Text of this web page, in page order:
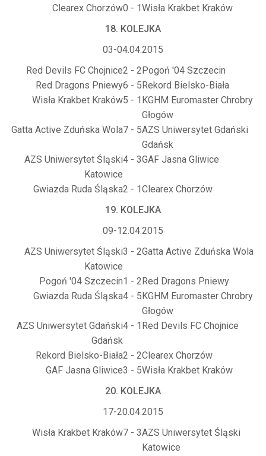
Clearex Chorzów0 - 1Wisła Krakbet Kraków
18. KOLEJKA
03-04.04.2015
Red Devils FC Chojnice2 - 2Pogoń '04 Szczecin
Red Dragons Pniewy6 - 5Rekord Bielsko-Biała
Wisła Krakbet Kraków5 - 1 KGHM Euromaster Chrobry
Głogów
Gatta Active Zduńska Wola7 - 5AZS Uniwersytet Gdański
Gdańsk
AZS Uniwersytet Śląski
Katowice
4 - 3GAF Jasna Gliwice
Gwiazda Ruda Śląska2 - 1Clearex Chorzów
19. KOLEJKA
09-12.04.2015
AZS Uniwersytet Śląski
Katowice
3 - 2Gatta Active Zduńska Wola
Pogoń '04 Szczecin1 - 2Red Dragons Pniewy
Gwiazda Ruda Śląska4 - 5KGHM Euromaster Chrobry
Głogów
AZS Uniwersytet Gdański
Gdańsk
4 - 1 Red Devils FC Chojnice
Rekord Bielsko-Biała2 - 2Clearex Chorzów
GAF Jasna Gliwice3 - 5Wisła Krakbet Kraków
20. KOLEJKA
17-20.04.2015
Wisła Krakbet Kraków7 - 3AZS Uniwersytet Śląski
Katowice